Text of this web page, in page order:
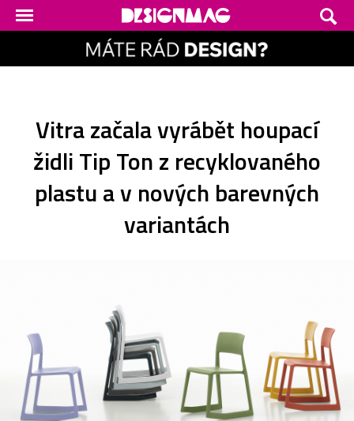
Vitra začala vyrábět houpací
židli Tip Ton z recyklovaného
plastu a v nových barevných
variantách